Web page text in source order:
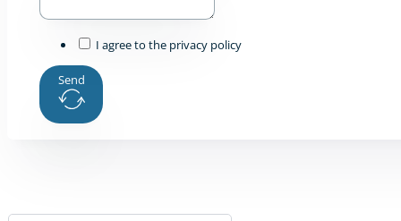
I agree to the privacy policy
Send